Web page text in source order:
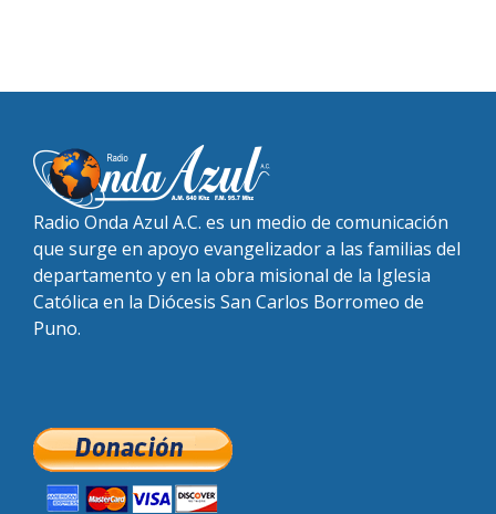
Radio Onda Azul A.C. es un medio de comunicación
que surge en apoyo evangelizador a las familias del
departamento y en la obra misional de la Iglesia
Católica en la Diócesis San Carlos Borromeo de
Puno.